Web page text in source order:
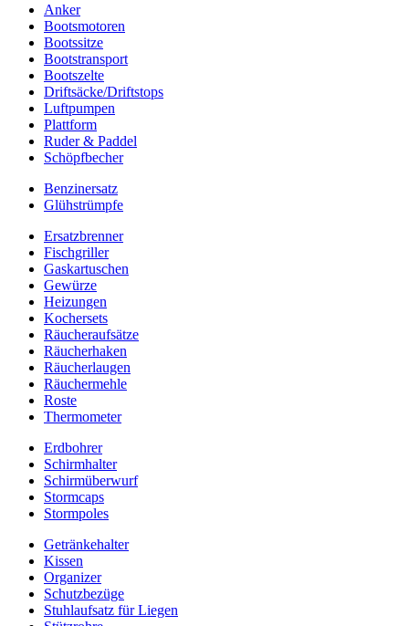
Anker
Bootsmotoren
Bootssitze
Bootstransport
Bootszelte
Driftsäcke/Driftstops
Luftpumpen
Plattform
Ruder & Paddel
Schöpfbecher
Benzinersatz
Glühstrümpfe
Ersatzbrenner
Fischgriller
Gaskartuschen
Gewürze
Heizungen
Kochersets
Räucheraufsätze
Räucherhaken
Räucherlaugen
Räuchermehle
Roste
Thermometer
Erdbohrer
Schirmhalter
Schirmüberwurf
Stormcaps
Stormpoles
Getränkehalter
Kissen
Organizer
Schutzbezüge
Stuhlaufsatz für Liegen